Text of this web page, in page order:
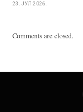
23. ЈУЛ 2026.
Comments are closed.